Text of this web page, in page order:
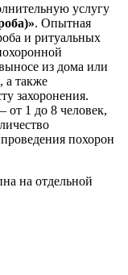
услугу
. Опытная
и ритуальных
из дома или
а также
захоронения.
от 1 до 8 человек,
похорон
на отдельной